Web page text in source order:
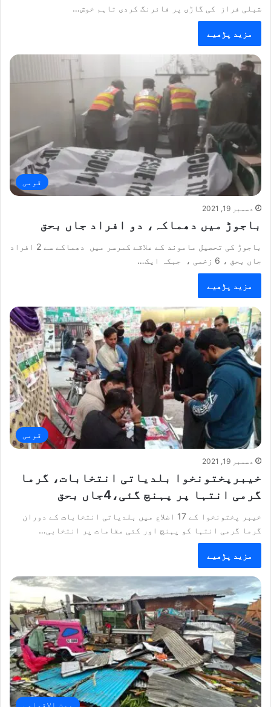
شبلی فراز کی گاڑی پر فائرنگ کردی تاہم خوش…
مزید پڑھیے
قومی
دسمبر 19, 2021
باجوڑ میں دھماکہ، دو افراد جاں بحق
باجوڑ کی تحصیل ماموند کے علاقے کمرسر میں دھماکے سے 2 افراد
جاں بحق ، 6 زخمی ، جبکہ ایک…
مزید پڑھیے
قومی
دسمبر 19, 2021
خیبرپختونخوا بلدیاتی انتخابات، گرما
گرمی انتہا پر پہنچ گئی،4جاں بحق
خیبر پختونخوا کے 17 اضلاع میں بلدیاتی انتخابات کے دوران
گرما گرمی انتہا کو پہنچ اور کئی مقامات پر انتخابی…
مزید پڑھیے
بین الاقوامی